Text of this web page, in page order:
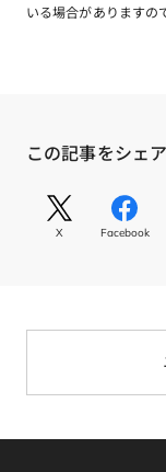
いる場合がありますの
この記事をシェ
S
N
X
S
N
b
o
Facebook